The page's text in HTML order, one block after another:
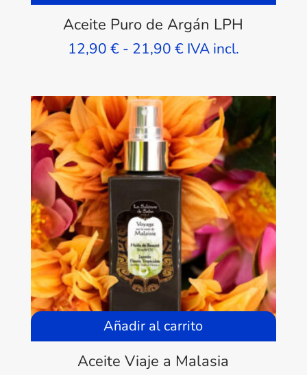
Aceite Puro de Argán LPH
12,90 € - 21,90 €Rango
desde
12,90 €
hasta
21,90 €
IVA incl.
Añadir al carrito
Aceite Viaje a Malasia